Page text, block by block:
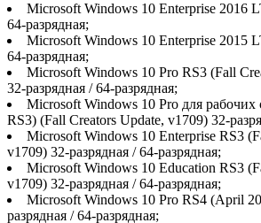
Microsoft Windows 10 Enterprise 2016
64-разрядная;
Microsoft Windows 10 Enterprise 2015
64-разрядная;
Microsoft Windows 10 Pro RS3 (Fall
32-разрядная / 64-разрядная;
Microsoft Windows 10 Pro для
RS3) (Fall Creators Update, v1709) 32-
Microsoft Windows 10 Enterprise RS3
v1709) 32-разрядная / 64-разрядная;
Microsoft Windows 10 Education RS3
v1709) 32-разрядная / 64-разрядная;
Microsoft Windows 10 Pro RS4 (April
разрядная / 64-разрядная;